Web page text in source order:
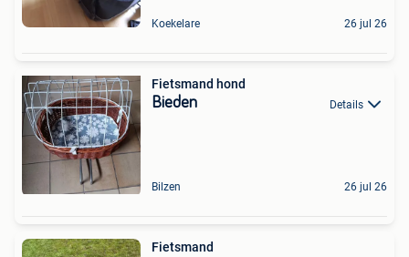
Koekelare 26 jul 26
Fietsmand hond
Bieden Details
Bilzen 26 jul 26
Fietsmand